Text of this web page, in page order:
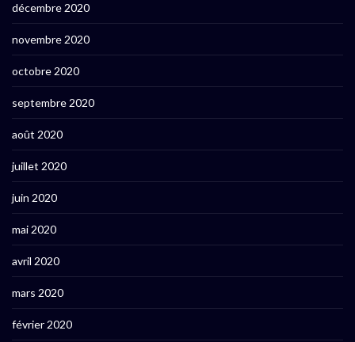
décembre 2020
novembre 2020
octobre 2020
septembre 2020
août 2020
juillet 2020
juin 2020
mai 2020
avril 2020
mars 2020
février 2020